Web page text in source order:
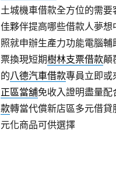
土城機車借款全方位的需
佳夥伴提高哪些借款人夢
照就申辦生產力功能電腦輔
票換現短期樹林支票借款顛
的八德汽車借款專員立即或
正區當舖免收入證明盡量
款轉當代償新店區多元借
元化商品可供選擇